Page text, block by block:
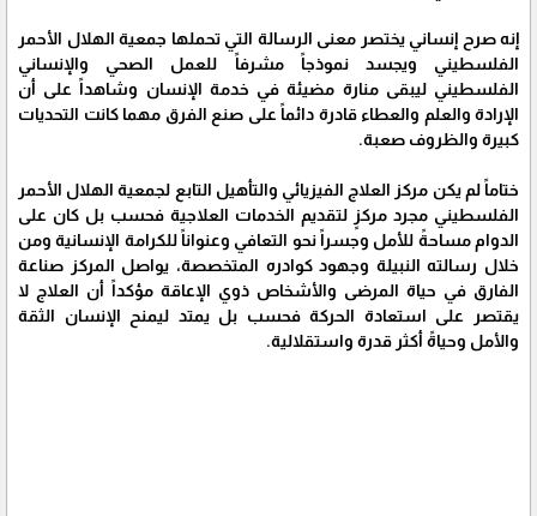
إنه صرح إنساني يختصر معنى الرسالة التي تحملها جمعية الهلال الأحمر
الفلسطيني ويجسد نموذجاً مشرفاً للعمل الصحي والإنساني
الفلسطيني ليبقى منارة مضيئة في خدمة الإنسان وشاهداً على أن
الإرادة والعلم والعطاء قادرة دائماً على صنع الفرق مهما كانت التحديات
كبيرة والظروف صعبة.
ختاماً لم يكن مركز العلاج الفيزيائي والتأهيل التابع لجمعية الهلال الأحمر
الفلسطيني مجرد مركزٍ لتقديم الخدمات العلاجية فحسب بل كان على
الدوام مساحةً للأمل وجسراً نحو التعافي وعنواناً للكرامة الإنسانية ومن
خلال رسالته النبيلة وجهود كوادره المتخصصة، يواصل المركز صناعة
الفارق في حياة المرضى والأشخاص ذوي الإعاقة مؤكداً أن العلاج لا
يقتصر على استعادة الحركة فحسب بل يمتد ليمنح الإنسان الثقة
والأمل وحياةً أكثر قدرة واستقلالية.